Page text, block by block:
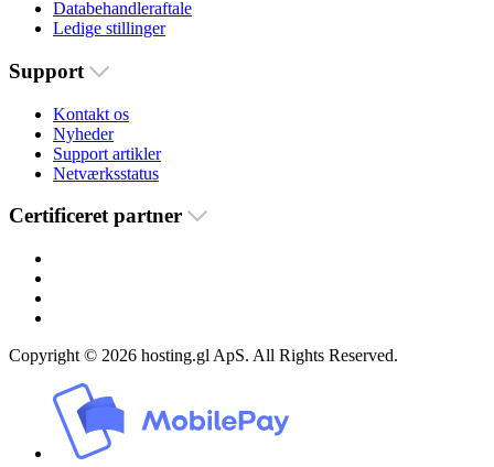
Databehandleraftale
Ledige stillinger
Support
Kontakt os
Nyheder
Support artikler
Netværksstatus
Certificeret partner
Copyright © 2026 hosting.gl ApS. All Rights Reserved.